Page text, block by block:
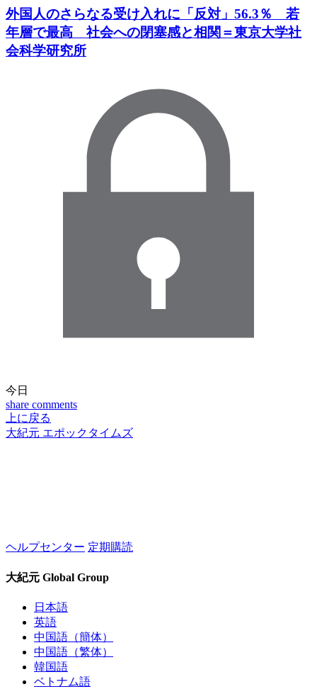
外国人のさらなる受け入れに「反対」56.3％ 若
年層で最高 社会への閉塞感と相関＝東京大学社
会科学研究所
今日
share comments
上に戻る
大紀元 エポックタイムズ
ヘルプセンター 定期購読
大紀元 Global Group
日本語
英語
中国語（簡体）
中国語（繁体）
韓国語
ベトナム語